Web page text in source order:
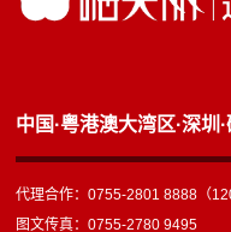
中国·粤港澳大湾区·深圳
代理合作：0755-2801 8888（
图文传真：0755-2780 9495